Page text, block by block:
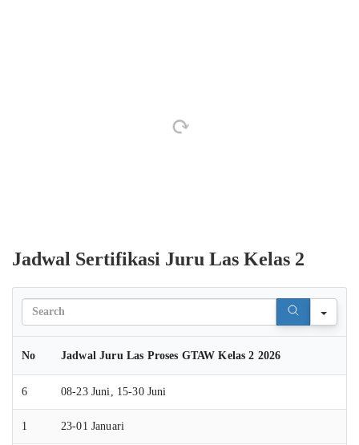
Jadwal Sertifikasi Juru Las Kelas 2
No Jadwal Juru Las Proses GTAW Kelas 2 2026
6 08-23 Juni, 15-30 Juni
1 23-01 Januari